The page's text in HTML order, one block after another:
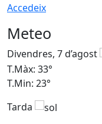
Accedeix
Meteo
Divendres, 7 d’agost
T.Màx: 33°
T.Min: 23°
Tarda